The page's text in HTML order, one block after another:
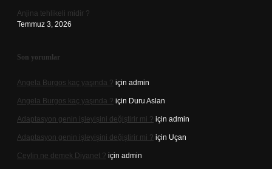
Anjina tehlikeli midir ?
Temmuz 3, 2026
Son yorumlar
Angela Burgos kaç yaşında ? için admin
Angela Burgos kaç yaşında ? için Duru Aslan
Adaptasyon genin işleyişini değiştirir mi ? için admin
Adaptasyon genin işleyişini değiştirir mi ? için Uçan
Ceylin ne demek Diyanet ? için admin